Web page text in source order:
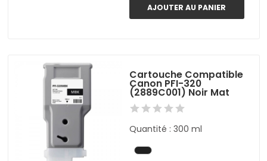
AJOUTER AU PANIER
Cartouche Compatible
Canon PFI-320
(2889C001) Noir Mat
Quantité : 300 ml